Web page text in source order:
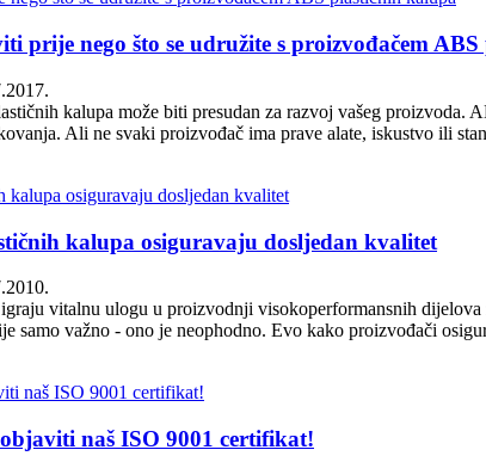
prije nego što se udružite s proizvođačem
kalupa može biti presudan za razvoj vašeg
Ali ne svaki proizvođač ima prave alate, iskustvo ili
kalupa osiguravaju dosljedan kvalitet
vitalnu ulogu u proizvodnji visokoperformansnih
samo važno - ono je neophodno. Evo kako proizvođači
naš ISO 9001 certifikat!